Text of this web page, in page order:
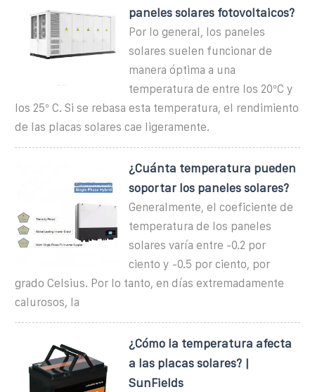
paneles solares fotovoltaicos?
Por lo general, los paneles
solares suelen funcionar de
manera óptima a una
temperatura de entre los 20ºC y
los 25º C. Si se rebasa esta temperatura, el rendimiento
de las placas solares cae ligeramente.
¿Cuánta temperatura pueden
soportar los paneles solares?
Generalmente, el coeficiente de
temperatura de los paneles
solares varía entre -0.2 por
ciento y -0.5 por ciento, por
grado Celsius. Por lo tanto, en días extremadamente
calurosos, la
¿Cómo la temperatura afecta
a las placas solares? |
SunFields